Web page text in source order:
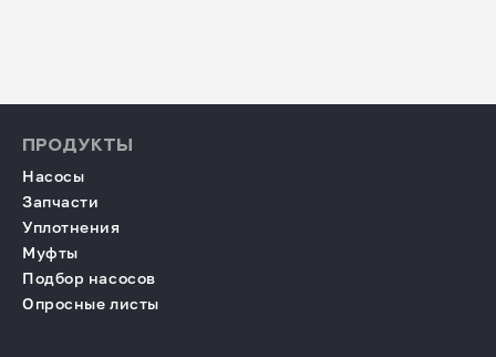
ПРОДУКТЫ
Насосы
Запчасти
Уплотнения
Муфты
Подбор насосов
Опросные листы